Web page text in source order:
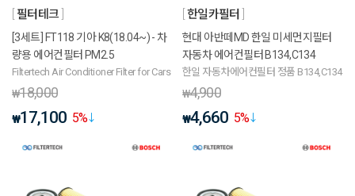
필터테크
[3세트] FT118 기아 K8(18.04~) - 차
량용 에어컨필터 PM2.5
Filtertech Air Conditioner Filter for Cars
₩18,000
₩17,100 5%
한일카필터
현대 아반떼MD 한일 미세먼지필터
자동차 에어컨필터 B134,C134
한일 자동차에어컨필터 정품 B134,C134
₩4,900
₩4,660 5%